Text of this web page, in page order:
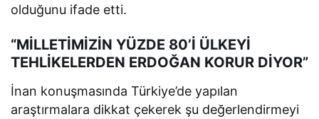
olduğunu ifade etti.
“MİLLETİMİZİN YÜZDE 80’İ ÜLKEYİ
TEHLİKELERDEN ERDOĞAN KORUR DİYOR”
İnan konuşmasında Türkiye’de yapılan
araştırmalara dikkat çekerek şu değerlendirmeyi